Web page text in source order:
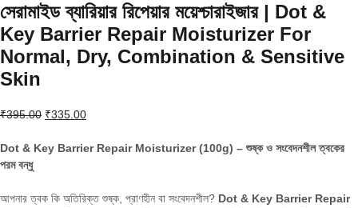
সেরামাইড ব্যারিয়ার রিপেয়ার ময়েশ্চারাইজার | Dot &
Key Barrier Repair Moisturizer For
Normal, Dry, Combination & Sensitive
Skin
₹395.00 Original
was:
₹335.00Current
is:
Dot & Key Barrier Repair Moisturizer (100g) – শুষ্ক ও সংবেদনশীল ত্বকের
পরম বন্ধু
আপনার ত্বক কি অতিরিক্ত শুষ্ক, প্রাণহীন বা সংবেদনশীল? Dot & Key Barrier Repair